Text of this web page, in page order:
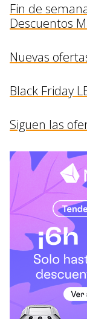
Fin de
Descuentos
Nuevas
Black Friday
Siguen las